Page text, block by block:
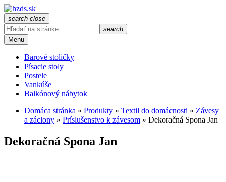
search close
search
Menu
Barové stoličky
Písacie stoly
Postele
Vankúše
Balkónový nábytok
Domáca stránka » Produkty » Textil do domácnosti » Závesy
a záclony » Príslušenstvo k závesom » Dekoračná Spona Jan
Dekoračná Spona Jan